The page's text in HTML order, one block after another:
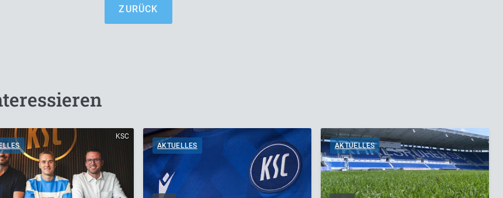
ZURÜCK
KSC
AKTUELLES AKTUELLES